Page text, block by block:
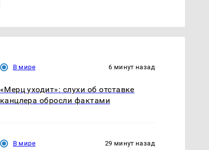
В мире 6 минут назад
«Мерц уходит»: слухи об отставке
канцлера обросли фактами
В мире 29 минут назад